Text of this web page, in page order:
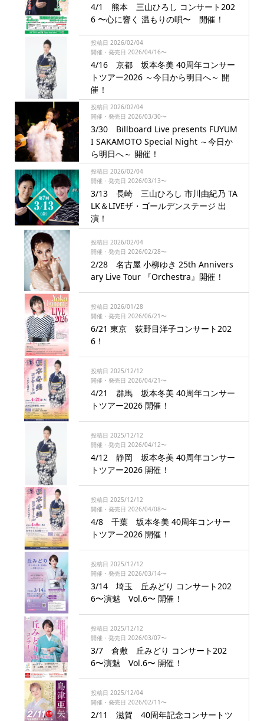
4/1 熊本 三山ひろし コンサート202
6 〜心に響く 温もりの唄〜 開催！
投稿日 2026/02/04
開催・発売日 2026/04/16〜
4/16 京都 坂本冬美 40周年コンサー
トツアー2026 ～今日から明日へ～ 開
催！
投稿日 2026/02/04
開催・発売日 2026/03/30〜
3/30 Billboard Live presents FUYUM
I SAKAMOTO Special Night ～今日か
ら明日へ～ 開催！
投稿日 2026/02/04
開催・発売日 2026/03/13〜
3/13 長崎 三山ひろし 市川由紀乃 TA
LK＆LIVEザ・ゴールデンステージ 出
演！
投稿日 2026/02/04
開催・発売日 2026/02/28〜
2/28 名古屋 小柳ゆき 25th Annivers
ary Live Tour 『Orchestra』開催！
投稿日 2026/01/28
開催・発売日 2026/06/21〜
6/21 東京 荻野目洋子コンサート202
6！
投稿日 2025/12/12
開催・発売日 2026/04/21〜
4/21 群馬 坂本冬美 40周年コンサー
トツアー2026 開催！
投稿日 2025/12/12
開催・発売日 2026/04/12〜
4/12 静岡 坂本冬美 40周年コンサー
トツアー2026 開催！
投稿日 2025/12/12
開催・発売日 2026/04/08〜
4/8 千葉 坂本冬美 40周年コンサー
トツアー2026 開催！
投稿日 2025/12/12
開催・発売日 2026/03/14〜
3/14 埼玉 丘みどり コンサート202
6〜演魅 Vol.6〜 開催！
投稿日 2025/12/12
開催・発売日 2026/03/07〜
3/7 倉敷 丘みどり コンサート202
6〜演魅 Vol.6〜 開催！
投稿日 2025/12/04
開催・発売日 2026/02/11〜
2/11 滋賀 40周年記念コンサートツ